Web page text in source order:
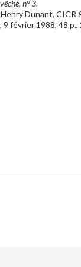
n° 3.
Dunant, CICR
9 février 1988, 48 p.,